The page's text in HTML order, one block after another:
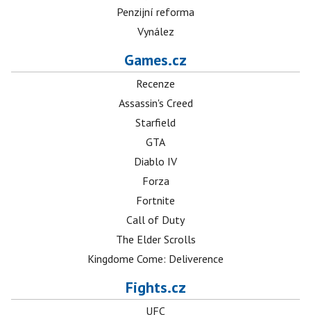
Penzijní reforma
Vynález
Games.cz
Recenze
Assassin's Creed
Starfield
GTA
Diablo IV
Forza
Fortnite
Call of Duty
The Elder Scrolls
Kingdome Come: Deliverence
Fights.cz
UFC